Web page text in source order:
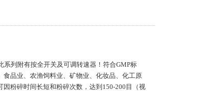
系列附有按全开关及可调转速器！符合GMP标
品业、农渔饲料业、矿物业、化妆品、化工原
粉碎时间长短和粉碎次数，达到150-200目（视